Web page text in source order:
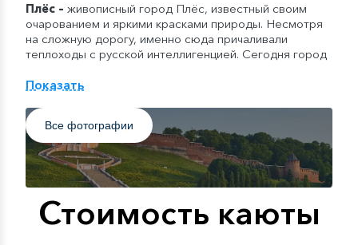
Плёс – живописный город Плёс, известный своим
очарованием и яркими красками природы. Несмотря
на сложную дорогу, именно сюда причаливали
теплоходы с русской интеллигенцией. Сегодня город
которые можно посмотреть в Плёсском музее-
пейзажа, но и мемориальный дом-музей знаменитого
живописца, а также культурный центр и музейно-
выставочный комплекс.
Ярославль–бывшая столица Руси и нынешняя
столица «Золотого кольца России». Ярославль – город
контрастов, в котором органично сочетаются
древние улочки со старинной застройкой и
Показать
Все фотографии
Стоимость каюты